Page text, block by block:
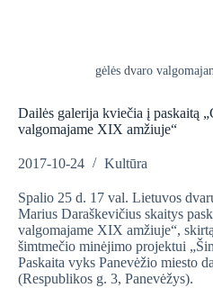
gėlės dvaro
Dailės galerija kviečia į paskaitą
valgomajame XIX amžiuje“
2017-10-24 Kultūra
Spalio 25 d. 17 val. Lietuvos
Marius Daraškevičius skaitys
valgomajame XIX amžiuje“,
šimtmečio minėjimo projektui
Paskaita vyks Panevėžio miesto
(Respublikos g. 3, Panevėžys).